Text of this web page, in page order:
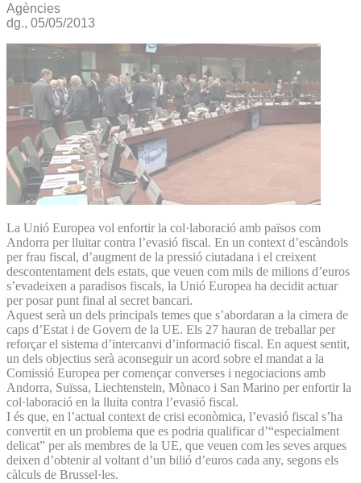
Agències
dg., 05/05/2013
La Unió Europea vol enfortir la col·laboració amb països com
Andorra per lluitar contra l’evasió fiscal. En un context d’escàndols
per frau fiscal, d’augment de la pressió ciutadana i el creixent
descontentament dels estats, que veuen com mils de milions d’euros
s’evadeixen a paradisos fiscals, la Unió Europea ha decidit actuar
per posar punt final al secret bancari.
Aquest serà un dels principals temes que s’abordaran a la cimera de
caps d’Estat i de Govern de la UE. Els 27 hauran de treballar per
reforçar el sistema d’intercanvi d’informació fiscal. En aquest sentit,
un dels objectius serà aconseguir un acord sobre el mandat a la
Comissió Europea per començar converses i negociacions amb
Andorra, Suïssa, Liechtenstein, Mònaco i San Marino per enfortir la
col·laboració en la lluita contra l’evasió fiscal.
I és que, en l’actual context de crisi econòmica, l’evasió fiscal s’ha
convertit en un problema que es podria qualificar d’“es­pecialment
delicat” per als membres de la UE, que veuen com les seves arques
deixen d’obtenir al voltant d’un bilió d’euros cada any, segons els
càlculs de Brussel·les.